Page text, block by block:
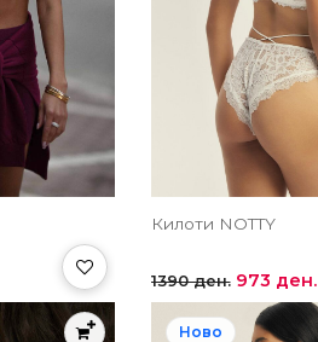
Килоти NOTTY
1390 ден. 973 ден.
Ново